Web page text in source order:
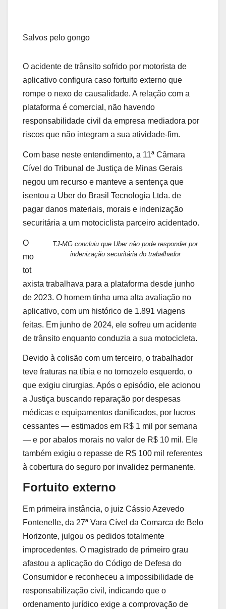
Salvos pelo gongo
O acidente de trânsito sofrido por motorista de
aplicativo configura caso fortuito externo que
rompe o nexo de causalidade. A relação com a
plataforma é comercial, não havendo
responsabilidade civil da empresa mediadora por
riscos que não integram a sua atividade-fim.
Com base neste entendimento, a 11ª Câmara
Cível do Tribunal de Justiça de Minas Gerais
negou um recurso e manteve a sentença que
isentou a Uber do Brasil Tecnologia Ltda. de
pagar danos materiais, morais e indenização
securitária a um motociclista parceiro acidentado.
TJ-MG concluiu que Uber não pode responder por
indenização securitária do trabalhador
O
mo
tot
axista trabalhava para a plataforma desde junho
de 2023. O homem tinha uma alta avaliação no
aplicativo, com um histórico de 1.891 viagens
feitas. Em junho de 2024, ele sofreu um acidente
de trânsito enquanto conduzia a sua motocicleta.
Devido à colisão com um terceiro, o trabalhador
teve fraturas na tíbia e no tornozelo esquerdo, o
que exigiu cirurgias. Após o episódio, ele acionou
a Justiça buscando reparação por despesas
médicas e equipamentos danificados, por lucros
cessantes — estimados em R$ 1 mil por semana
— e por abalos morais no valor de R$ 10 mil. Ele
também exigiu o repasse de R$ 100 mil referentes
à cobertura do seguro por invalidez permanente.
Fortuito externo
Em primeira instância, o juiz Cássio Azevedo
Fontenelle, da 27ª Vara Cível da Comarca de Belo
Horizonte, julgou os pedidos totalmente
improcedentes. O magistrado de primeiro grau
afastou a aplicação do Código de Defesa do
Consumidor e reconheceu a impossibilidade de
responsabilização civil, indicando que o
ordenamento jurídico exige a comprovação de